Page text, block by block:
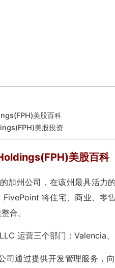
美股百科
美股投资
美股百科
加州公司，在该州最具活
将住宅、商业、零
合。
运营三个部门：Valencia
司通过提供开发管理服务，